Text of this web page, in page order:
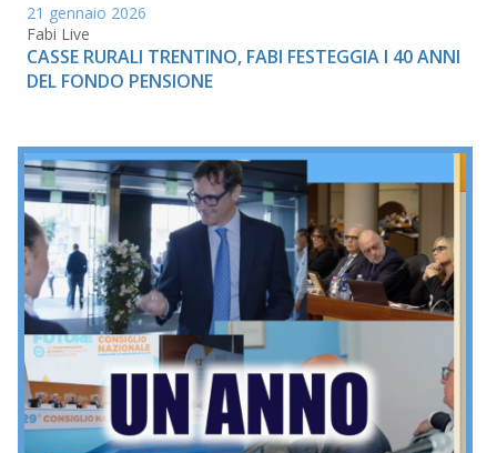
21 gennaio 2026
Fabi Live
CASSE RURALI TRENTINO, FABI FESTEGGIA I 40 ANNI
DEL FONDO PENSIONE